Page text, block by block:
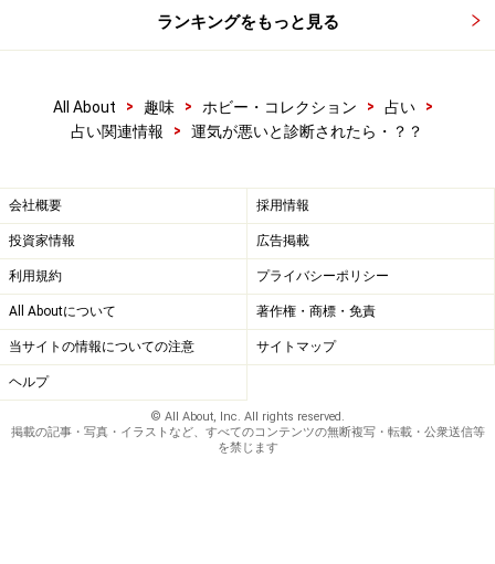
ランキングをもっと見る
All About > 趣味 > ホビー・コレクション > 占い
>
占い関連情報
> 運気が悪いと診断されたら・？？
会社概要 採用情報
投資家情報 広告掲載
利用規約 プライバシーポリシー
All Aboutについて 著作権・商標・免責
当サイトの情報についての注意 サイトマップ
ヘルプ
© All About, Inc. All rights reserved.
掲載の記事・写真・イラストなど、すべてのコンテンツの無断複写・転載・公衆送信等
を禁じます